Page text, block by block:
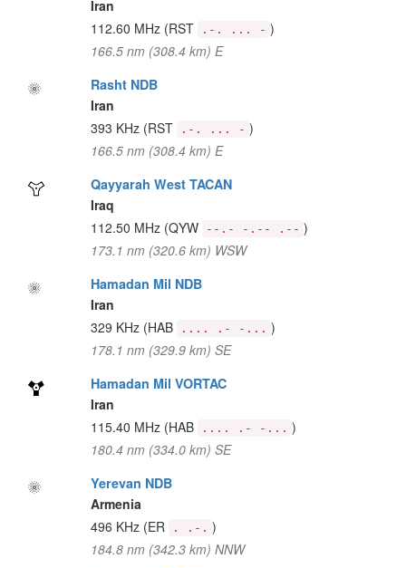
Iran
112.60 MHz (RST .-. ... - )
166.5 nm (308.4 km) E
Rasht NDB
Iran
393 KHz (RST .-. ... - )
166.5 nm (308.4 km) E
Qayyarah West TACAN
Iraq
112.50 MHz (QYW --.- -.-- .-- )
173.1 nm (320.6 km) WSW
Hamadan Mil NDB
Iran
329 KHz (HAB .... .- -... )
178.1 nm (329.9 km) SE
Hamadan Mil VORTAC
Iran
115.40 MHz (HAB .... .- -... )
180.4 nm (334.0 km) SE
Yerevan NDB
Armenia
496 KHz (ER . .-. )
184.8 nm (342.3 km) NNW